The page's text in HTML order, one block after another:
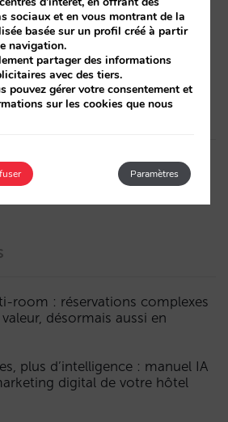
room : réservations complexes
désormais aussi en
plus d’intelligence : manuel IA
digital de votre hôtel
sociaux et en vous montrant de la
basée sur un profil créé à partir
navigation.
partager des informations
avec des tiers.
pouvez gérer votre consentement et
sur les cookies que nous
Paramètres